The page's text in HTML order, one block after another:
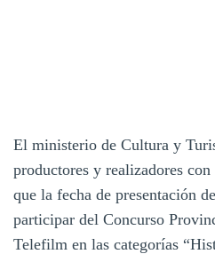
El ministerio de Cultura y
productores y realizadores
que la fecha de presentación
participar del Concurso
Telefilm en las categorías